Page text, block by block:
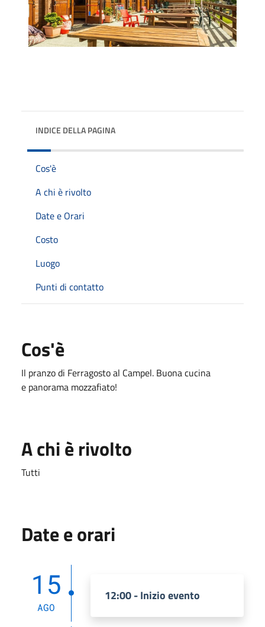
INDICE DELLA PAGINA
Cos'è
A chi è rivolto
Date e Orari
Costo
Luogo
Punti di contatto
Cos'è
Il pranzo di Ferragosto al Campel. Buona cucina
e panorama mozzafiato!
A chi è rivolto
Tutti
Date e orari
15
AGO
12:00 - Inizio evento